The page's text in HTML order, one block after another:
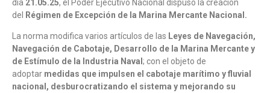
día 21.05.25, el Poder Ejecutivo Nacional dispuso la creación
del
Régimen de Excepción de la Marina Mercante Nacional.
La norma modifica varios artículos de las Leyes de Navegación,
Navegación de Cabotaje, Desarrollo de la Marina Mercante y
de Estímulo de la Industria Naval ; con el objeto de
adoptar medidas que impulsen el cabotaje marítimo y fluvial
nacional, desburocratizando el sistema y mejorando su